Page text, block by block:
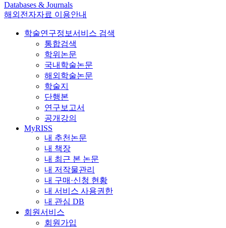
Databases & Journals
해외전자자료 이용안내
학술연구정보서비스 검색
통합검색
학위논문
국내학술논문
해외학술논문
학술지
단행본
연구보고서
공개강의
MyRISS
내 추천논문
내 책장
내 최근 본 논문
내 저작물관리
내 구매·신청 현황
내 서비스 사용권한
내 관심 DB
회원서비스
회원가입